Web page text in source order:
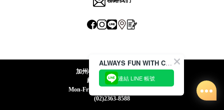
加州椰子國際股份有限公司
統一編號:24492069
Mon-Fri 09:00-12:30 / 13:30-18:00
(02)2363-8588
ALWAYS FUN WITH CACO !
連結 LINE 帳號